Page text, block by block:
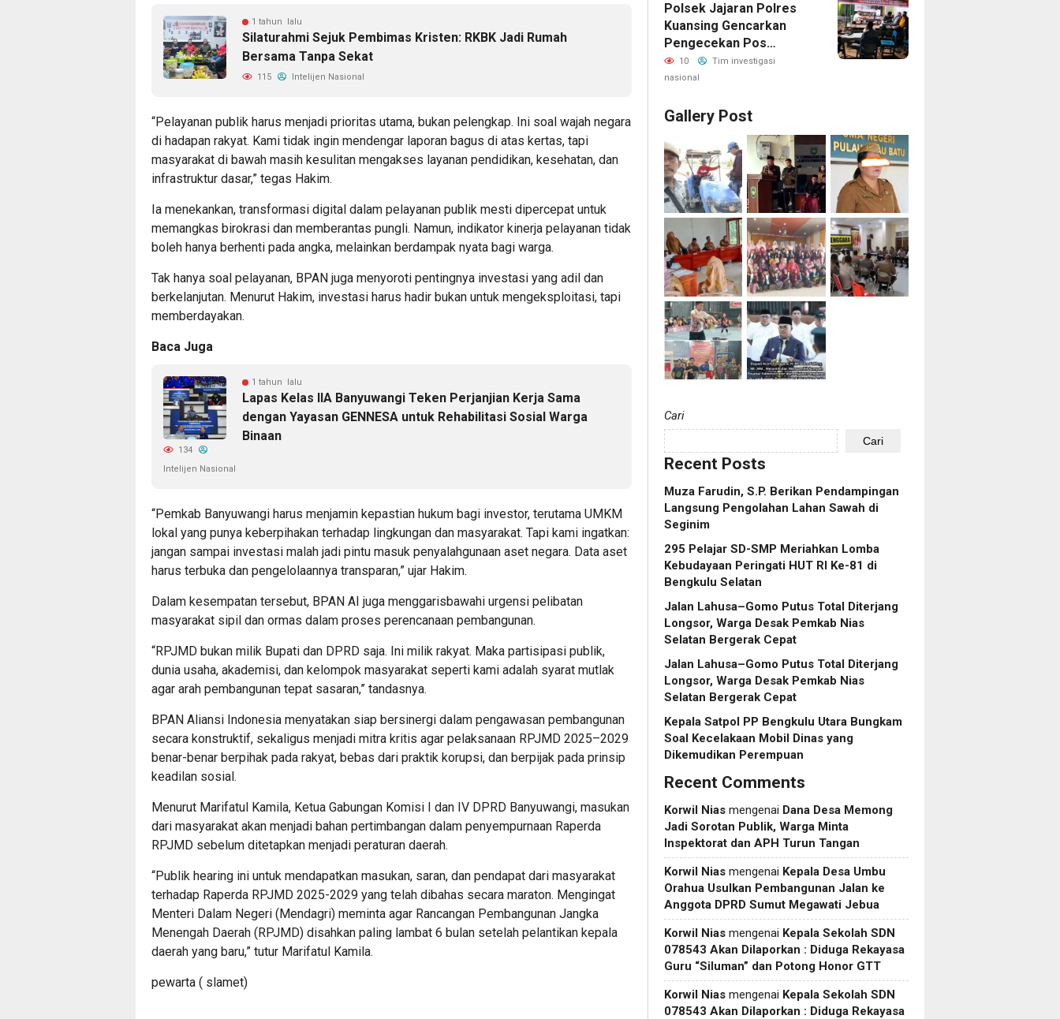
1 tahun lalu
Silaturahmi Sejuk Pembimas Kristen: RKBK Jadi Rumah
Bersama Tanpa Sekat
115 Intelijen Nasional
“Pelayanan publik harus menjadi prioritas utama, bukan pelengkap. Ini soal wajah negara
di hadapan rakyat. Kami tidak ingin mendengar laporan bagus di atas kertas, tapi
masyarakat di bawah masih kesulitan mengakses layanan pendidikan, kesehatan, dan
infrastruktur dasar,” tegas Hakim.
Ia menekankan, transformasi digital dalam pelayanan publik mesti dipercepat untuk
memangkas birokrasi dan memberantas pungli. Namun, indikator kinerja pelayanan tidak
boleh hanya berhenti pada angka, melainkan berdampak nyata bagi warga.
Tak hanya soal pelayanan, BPAN juga menyoroti pentingnya investasi yang adil dan
berkelanjutan. Menurut Hakim, investasi harus hadir bukan untuk mengeksploitasi, tapi
memberdayakan.
Baca Juga
1 tahun lalu
Lapas Kelas IIA Banyuwangi Teken Perjanjian Kerja Sama
dengan Yayasan GENNESA untuk Rehabilitasi Sosial Warga
Binaan
134
Intelijen Nasional
“Pemkab Banyuwangi harus menjamin kepastian hukum bagi investor, terutama UMKM
lokal yang punya keberpihakan terhadap lingkungan dan masyarakat. Tapi kami ingatkan:
jangan sampai investasi malah jadi pintu masuk penyalahgunaan aset negara. Data aset
harus terbuka dan pengelolaannya transparan,” ujar Hakim.
Dalam kesempatan tersebut, BPAN AI juga menggarisbawahi urgensi pelibatan
masyarakat sipil dan ormas dalam proses perencanaan pembangunan.
“RPJMD bukan milik Bupati dan DPRD saja. Ini milik rakyat. Maka partisipasi publik,
dunia usaha, akademisi, dan kelompok masyarakat seperti kami adalah syarat mutlak
agar arah pembangunan tepat sasaran,” tandasnya.
BPAN Aliansi Indonesia menyatakan siap bersinergi dalam pengawasan pembangunan
secara konstruktif, sekaligus menjadi mitra kritis agar pelaksanaan RPJMD 2025–2029
benar-benar berpihak pada rakyat, bebas dari praktik korupsi, dan berpijak pada prinsip
keadilan sosial.
Menurut Marifatul Kamila, Ketua Gabungan Komisi I dan IV DPRD Banyuwangi, masukan
dari masyarakat akan menjadi bahan pertimbangan dalam penyempurnaan Raperda
RPJMD sebelum ditetapkan menjadi peraturan daerah.
“Publik hearing ini untuk mendapatkan masukan, saran, dan pendapat dari masyarakat
terhadap Raperda RPJMD 2025-2029 yang telah dibahas secara maraton. Mengingat
Menteri Dalam Negeri (Mendagri) meminta agar Rancangan Pembangunan Jangka
Menengah Daerah (RPJMD) disahkan paling lambat 6 bulan setelah pelantikan kepala
daerah yang baru,” tutur Marifatul Kamila.
pewarta ( slamet)
Polsek Jajaran Polres
Kuansing Gencarkan
Pengecekan Pos
Kamling, Kapolres Ajak
Warga Aktif Jaga
10
Tim investigasi
nasional
Gallery Post
Cari
Cari
Recent Posts
Muza Farudin, S.P. Berikan Pendampingan
Langsung Pengolahan Lahan Sawah di
Seginim
295 Pelajar SD-SMP Meriahkan Lomba
Kebudayaan Peringati HUT RI Ke-81 di
Bengkulu Selatan
Jalan Lahusa–Gomo Putus Total Diterjang
Longsor, Warga Desak Pemkab Nias
Selatan Bergerak Cepat
Jalan Lahusa–Gomo Putus Total Diterjang
Longsor, Warga Desak Pemkab Nias
Selatan Bergerak Cepat
Kepala Satpol PP Bengkulu Utara Bungkam
Soal Kecelakaan Mobil Dinas yang
Dikemudikan Perempuan
Recent Comments
Korwil Nias mengenai Dana Desa Memong
Jadi Sorotan Publik, Warga Minta
Inspektorat dan APH Turun Tangan
Korwil Nias mengenai Kepala Desa Umbu
Orahua Usulkan Pembangunan Jalan ke
Anggota DPRD Sumut Megawati Jebua
Korwil Nias mengenai Kepala Sekolah SDN
078543 Akan Dilaporkan : Diduga Rekayasa
Guru “Siluman” dan Potong Honor GTT
Korwil Nias mengenai Kepala Sekolah SDN
078543 Akan Dilaporkan : Diduga Rekayasa